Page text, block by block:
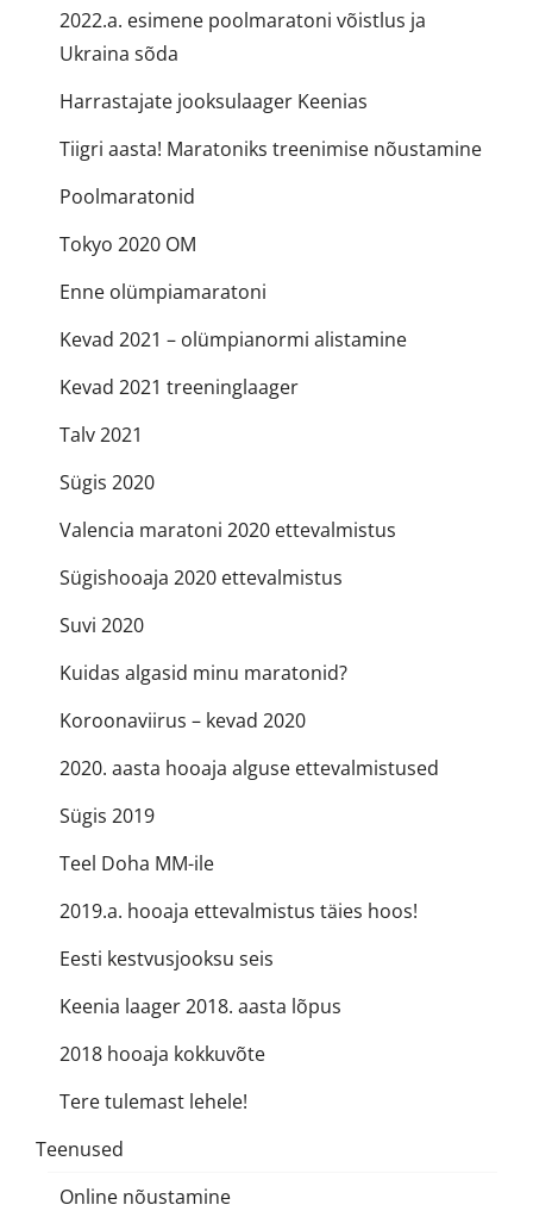
2022.a. esimene poolmaratoni võistlus ja
Ukraina sõda
Harrastajate jooksulaager Keenias
Tiigri aasta! Maratoniks treenimise nõustamine
Poolmaratonid
Tokyo 2020 OM
Enne olümpiamaratoni
Kevad 2021 – olümpianormi alistamine
Kevad 2021 treeninglaager
Talv 2021
Sügis 2020
Valencia maratoni 2020 ettevalmistus
Sügishooaja 2020 ettevalmistus
Suvi 2020
Kuidas algasid minu maratonid?
Koroonaviirus – kevad 2020
2020. aasta hooaja alguse ettevalmistused
Sügis 2019
Teel Doha MM-ile
2019.a. hooaja ettevalmistus täies hoos!
Eesti kestvusjooksu seis
Keenia laager 2018. aasta lõpus
2018 hooaja kokkuvõte
Tere tulemast lehele!
Teenused
Online nõustamine